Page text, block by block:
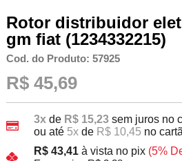
Rotor distribuidor
gm fiat (1234332215)
Cod. do Produto: 57925
R$ 45,69
3xde R$ 15,23 sem juros no
ou até 5xde R$ 10,45 no
R$ 43,41 à vista no pix (5%